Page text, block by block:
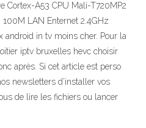
Cortex-A53 CPU Mali-T720MP2
LAN Enternet 2.4GHz
android in tv moins cher. Pour la
iptv bruxelles hevc choisir
après. Si cet article est perso
newsletters d’installer vos
de lire les fichiers ou lancer